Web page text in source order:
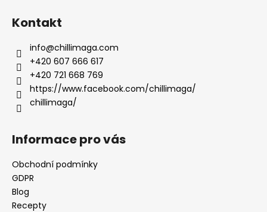
Kontakt
info@chillimaga.com
+420 607 666 617
+420 721 668 769
https://www.facebook.com/chillimaga/
chillimaga/
Informace pro vás
Obchodní podmínky
GDPR
Blog
Recepty